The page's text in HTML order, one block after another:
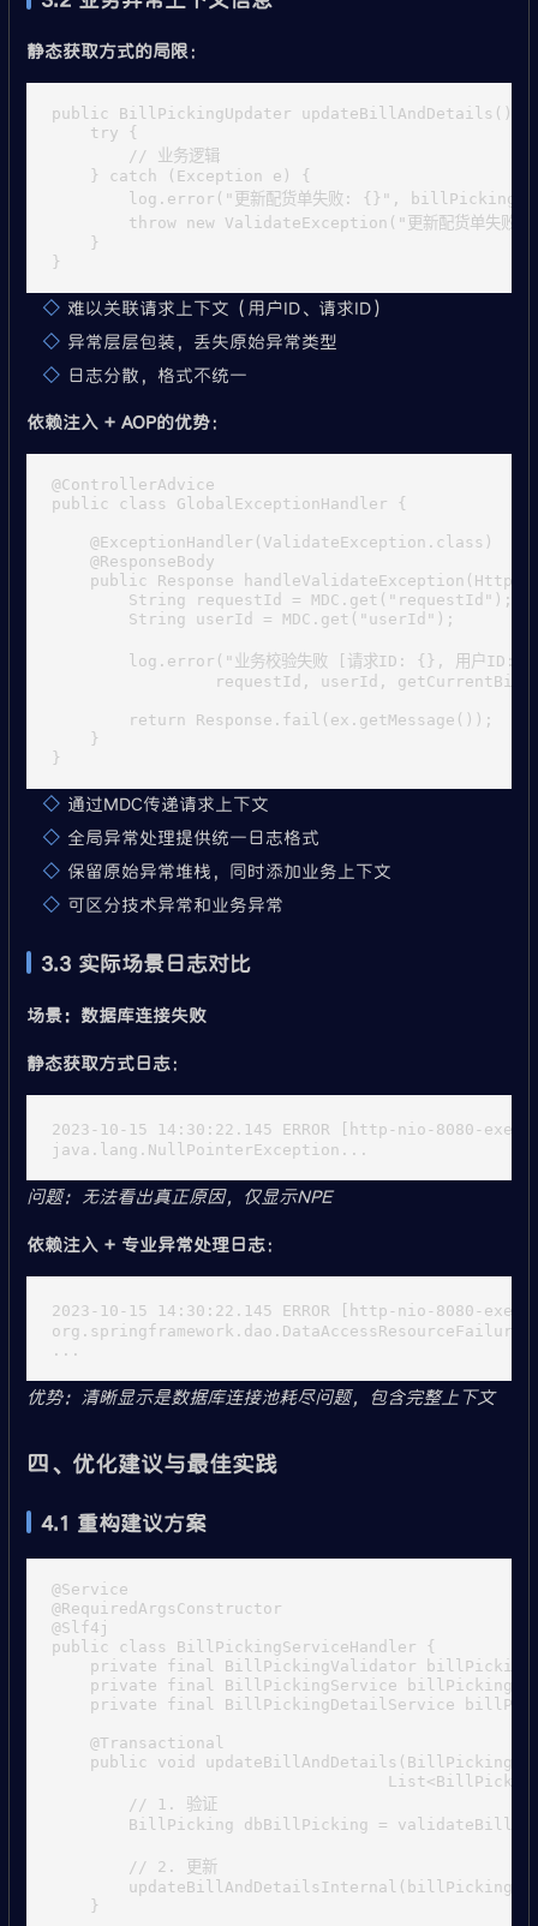
静态获取方式的局限 ：
public BillPickingUpdater updateBillAndDetails()
    try {
        // 业务逻辑
    } catch (Exception e) {
log.error("更新配货单失败: {}",
throw new ValidateException("更新配货单失败
    }
难以关联请求上下文（用户ID、请求ID）
异常层层包装，丢失原始异常类型
日志分散，格式不统一
依赖注入 + AOP的优势：
@ControllerAdvice
public class GlobalExceptionHandler {
    @ExceptionHandler(ValidateException.class)
    @ResponseBody
public Response
        String requestId = MDC.get("requestId");
        String userId = MDC.get("userId");
log.error("业务校验失败 [请求ID: {}, 用户ID:
requestId, userId,
        return Response.fail(ex.getMessage());
    }
通过MDC传递请求上下文
全局异常处理提供统一日志格式
保留原始异常堆栈，同时添加业务上下文
可区分技术异常和业务异常
3.3 实际场景日志对比
场景：数据库连接失败
静态获取方式日志：
2023-10-15 14:30:22.145 ERROR [http-nio-8080-
问题：无法看出真正原因，仅显示NPE
依赖注入 + 专业异常处理日志：
2023-10-15 14:30:22.145 ERROR [http-nio-8080-
优势：清晰显示是数据库连接池耗尽问题，包含完整上下文
四、优化建议与最佳实践
4.1 重构建议方案
@Service
@RequiredArgsConstructor
@Slf4j
public class BillPickingServiceHandler {
private final BillPickingValidator
private final BillPickingService
private final BillPickingDetailService
    @Transactional
public void
        // 1. 验证
BillPicking dbBillPicking =
        // 2. 更新
    }